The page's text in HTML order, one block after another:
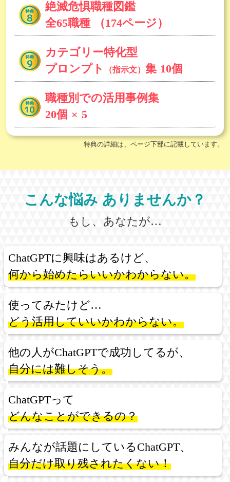
絶滅危惧職種図鑑
全65職種
（174ページ）
カテゴリー特化型
プロンプト
（指示文） 集 10個
職種別での活用事例集
20個 × 5
特典の詳細は、ページ下部に記載しています。
こんな悩み ありませんか？
もし、あなたが…
ChatGPTに興味はあるけど、
何から始めたらいいかわからない。
使ってみたけど…
どう活用していいかわからない。
他の人がChatGPTで成功してるが、
自分には難しそう。
ChatGPTって
どんなことができるの？
みんなが話題にしているChatGPT、
自分だけ取り残されたくない！